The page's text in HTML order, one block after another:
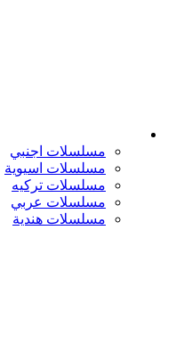
مسلسلات اجنبي
مسلسلات اسيوية
مسلسلات تركيه
مسلسلات عربي
مسلسلات هندية